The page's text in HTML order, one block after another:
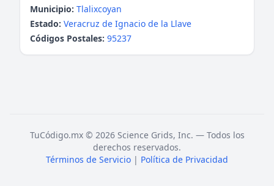
Municipio: Tlalixcoyan
Estado: Veracruz de Ignacio de la Llave
Códigos Postales: 95237
TuCódigo.mx © 2026 Science Grids, Inc. — Todos los
derechos reservados.
Términos de Servicio | Política de Privacidad